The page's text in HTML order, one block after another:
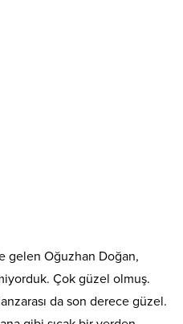
gelen Oğuzhan Doğan,
Çok güzel olmuş.
da son derece güzel.